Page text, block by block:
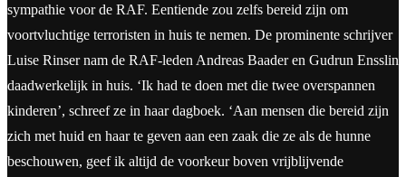
sympathie voor de RAF. Eentiende zou zelfs bereid zijn om
voortvluchtige terroristen in huis te nemen. De prominente schrijver
Luise Rinser nam de RAF-leden Andreas Baader en Gudrun Ensslin
daadwerkelijk in huis. ‘Ik had te doen met die twee overspannen
kinderen’, schreef ze in haar dagboek. ‘Aan mensen die bereid zijn
zich met huid en haar te geven aan een zaak die ze als de hunne
beschouwen, geef ik altijd de voorkeur boven vrijblijvende